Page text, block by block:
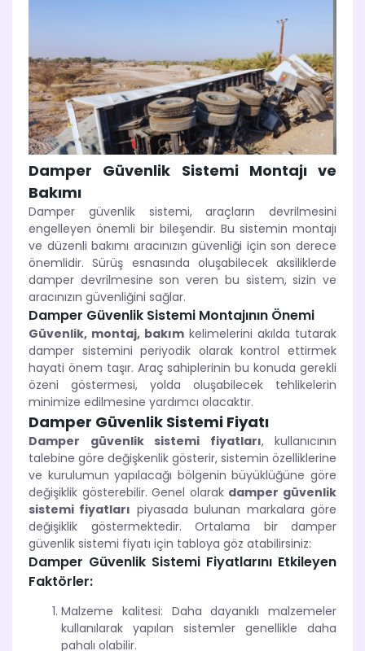
Damper Güvenlik Sistemi Montajı ve
Bakımı
Damper güvenlik sistemi, araçların devrilmesini
engelleyen önemli bir bileşendir. Bu sistemin montajı
ve düzenli bakımı aracınızın güvenliği için son derece
önemlidir. Sürüş esnasında oluşabilecek aksiliklerde
damper devrilmesine son veren bu sistem, sizin ve
aracınızın güvenliğini sağlar.
Damper Güvenlik Sistemi Montajının Önemi
Güvenlik, montaj, bakım kelimelerini akılda tutarak
damper sistemini periyodik olarak kontrol ettirmek
hayati önem taşır. Araç sahiplerinin bu konuda gerekli
özeni göstermesi, yolda oluşabilecek tehlikelerin
minimize edilmesine yardımcı olacaktır.
Damper Güvenlik Sistemi Fiyatı
Damper güvenlik sistemi fiyatları, kullanıcının
talebine göre değişkenlik gösterir, sistemin özelliklerine
ve kurulumun yapılacağı bölgenin büyüklüğüne göre
değişiklik gösterebilir. Genel olarak damper güvenlik
sistemi fiyatları piyasada bulunan markalara göre
değişiklik göstermektedir. Ortalama bir damper
güvenlik sistemi fiyatı için tabloya göz atabilirsiniz:
Damper Güvenlik Sistemi Fiyatlarını Etkileyen
Faktörler:
Malzeme kalitesi: Daha dayanıklı malzemeler
kullanılarak yapılan sistemler genellikle daha
pahalı olabilir.